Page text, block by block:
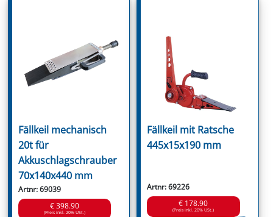
Fällkeil mechanisch
20t für
Akkuschlagschrauber
70x140x440 mm
Artnr: 69039
€ 398.90
(Preis inkl. 20% USt.)
Fällkeil mit Ratsche
445x15x190 mm
Artnr: 69226
€ 178.90
(Preis inkl. 20% USt.)